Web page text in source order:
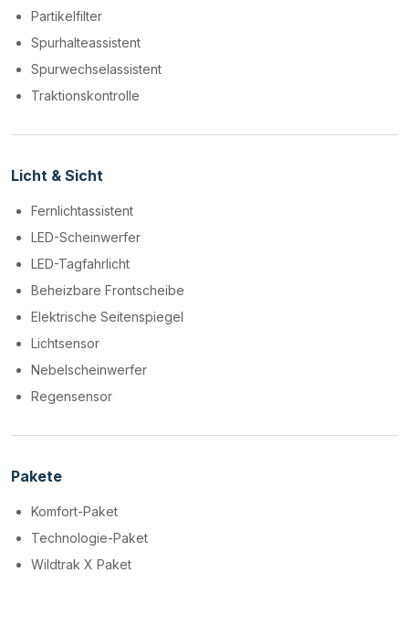
Partikelfilter
Spurhalteassistent
Spurwechselassistent
Traktionskontrolle
Licht & Sicht
Fernlichtassistent
LED-Scheinwerfer
LED-Tagfahrlicht
Beheizbare Frontscheibe
Elektrische Seitenspiegel
Lichtsensor
Nebelscheinwerfer
Regensensor
Pakete
Komfort-Paket
Technologie-Paket
Wildtrak X Paket